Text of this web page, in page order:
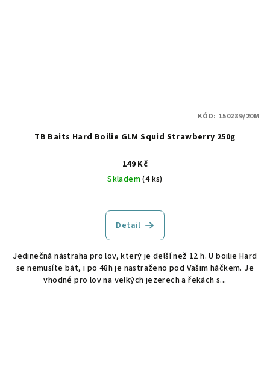
TB Baits Hard Boilie GLM Squid Strawberry 250g
149 Kč
Skladem(4 ks)
Detail
Jedinečná nástraha pro lov, který je delší než 12 h. U boilie Hard
se nemusíte bát, i po 48h je nastraženo pod Vašim háčkem. Je
vhodné pro lov na velkých jezerech a řekách s...
KÓD: 150289/20M